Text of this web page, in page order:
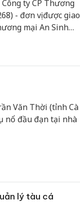
ty CP Thương
- đơn vị được giao
mại An Sinh
Văn Thời (tỉnh Cà
nổ đầu đạn tại nhà
lý tàu cá